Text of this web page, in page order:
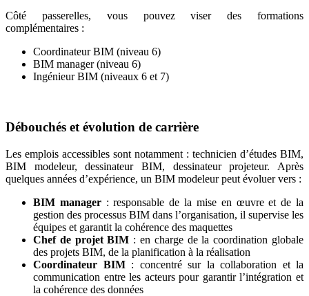
Côté passerelles, vous pouvez viser des formations
complémentaires :
Coordinateur BIM (niveau 6)
BIM manager (niveau 6)
Ingénieur BIM (niveaux 6 et 7)
Débouchés et évolution de carrière
Les emplois accessibles sont notamment : technicien d’études BIM,
BIM modeleur, dessinateur BIM, dessinateur projeteur. Après
quelques années d’expérience, un BIM modeleur peut évoluer vers :
BIM manager: responsable de la mise en œuvre et de la
gestion des processus BIM dans l’organisation, il supervise les
équipes et garantit la cohérence des maquettes
Chef de projet BIM : en charge de la coordination globale
des projets BIM, de la planification à la réalisation
Coordinateur BIM: concentré sur la collaboration et la
communication entre les acteurs pour garantir l’intégration et
la cohérence des données